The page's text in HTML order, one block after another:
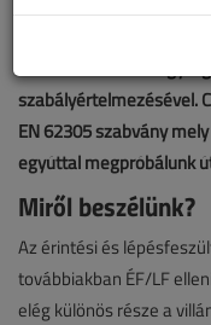
találkozhatunk a
szabályértelmezésével.
EN 62305 szabvány
egyúttal megpróbálunk
Miről beszélünk?
Az érintési és
továbbiakban ÉF/LF
elég különös része a